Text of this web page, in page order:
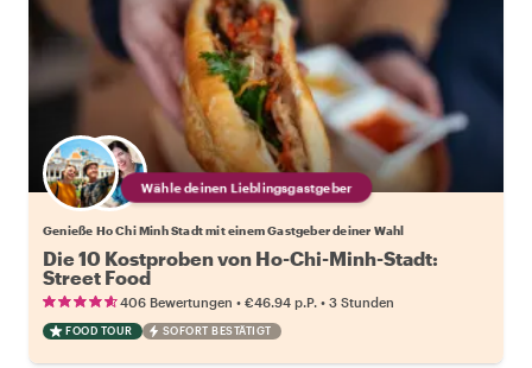
Wähle deinen Lieblingsgastgeber
Genieße Ho Chi Minh Stadt mit einem Gastgeber deiner Wahl
Die 10 Kostproben von Ho-Chi-Minh-Stadt:
Street Food
406 Bewertungen • €46.94 p.P. • 3 Stunden
FOOD TOUR SOFORT BESTÄTIGT